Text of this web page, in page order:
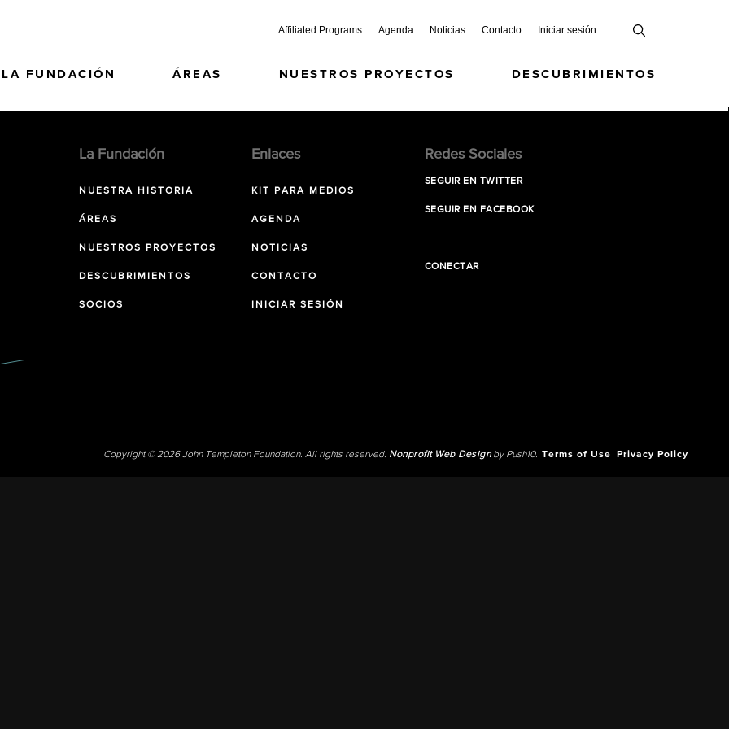
Affiliated Programs Agenda Noticias Contacto Iniciar sesión
LA FUNDACIÓN ÁREAS NUESTROS PROYECTOS DESCUBRIMIENTOS
La Fundación
NUESTRA HISTORIA
ÁREAS
NUESTROS PROYECTOS
DESCUBRIMIENTOS
SOCIOS
Enlaces
KIT PARA MEDIOS
AGENDA
NOTICIAS
CONTACTO
INICIAR SESIÓN
Redes Sociales
SEGUIR EN TWITTER
SEGUIR EN FACEBOOK
CONECTAR
Copyright © 2026 John Templeton Foundation. All rights reserved. Nonprofit Web Designby Push10. Terms of Use Privacy Policy